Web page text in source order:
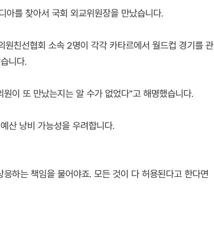
아를 찾아서 국회 외교위원장을 만났습니다.
친선협회 소속 2명이 각각 카타르에서 월드컵 경기를 관
니다.
이 또 만났는지는 알 수가 없었다"고 해명했습니다.
산 낭비 가능성을 우려합니다.
하는 책임을 물어야죠. 모든 것이 다 허용된다고 한다면